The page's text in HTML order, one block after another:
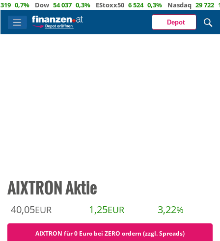
Dow 54 037 0,3% EStoxx50 6 524 0,3% Nasdaq 29 722 1,2%
Depot
AIXTRON Aktie
40,05EUR 1,25EUR 3,22%
AIXTRON für 0 Euro bei ZERO ordern (zzgl. Spreads)